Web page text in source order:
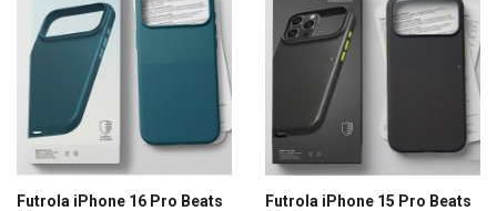
Futrola iPhone 16 Pro Beats
Futrola iPhone 15 Pro Beats